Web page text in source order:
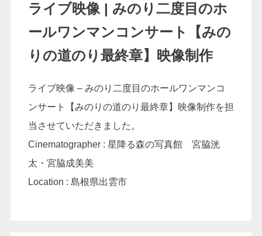
ライブ映像 | みのり二度目のホ
ールワンマンコンサート【みの
りの道のり最終章】映像制作
ライブ映像 – みのり二度目のホールワンマンコ
ンサート【みのりの道のり最終章】映像制作を担
当させていただきました。
Cinematographer : 星降る森の写真館 宮脇洸
太・宮脇成美美
Location : 島根県出雲市